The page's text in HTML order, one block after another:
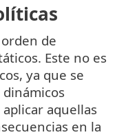
de
Este no es
ya que se
aquellas
en la